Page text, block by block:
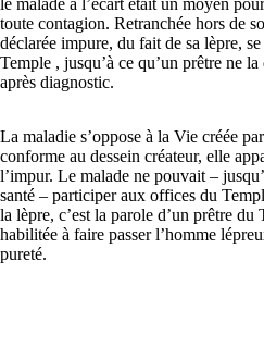
toute contagion. Retranchée hors de
déclarée impure, du fait de sa lèpre,
Temple , jusqu’à ce qu’un prêtre ne
après diagnostic.
La maladie s’oppose à la Vie créée
conforme au dessein créateur, elle
l’impur. Le malade ne pouvait –
santé – participer aux offices du
la lèpre, c’est la parole d’un prêtre du
habilitée à faire passer l’homme
pureté.